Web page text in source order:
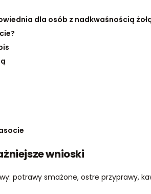
dla osób z nadkwaśnością
wnioski
potrawy smażone, ostre przyprawy,